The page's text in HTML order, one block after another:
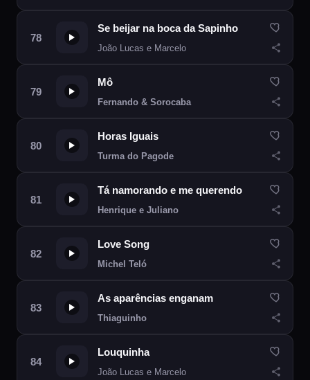
Se beijar na boca da Sapinho
João Lucas e Marcelo
Mô
Fernando & Sorocaba
Horas Iguais
Turma do Pagode
Tá namorando e me querendo
Henrique e Juliano
Love Song
Michel Teló
As aparências enganam
Thiaguinho
Louquinha
João Lucas e Marcelo